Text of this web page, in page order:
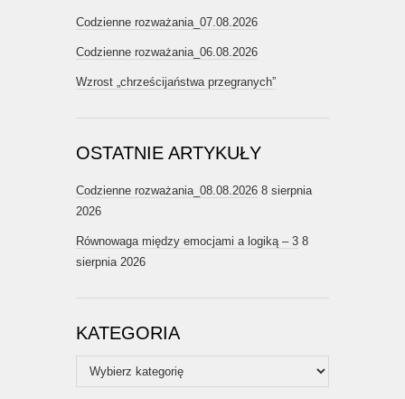
Codzienne rozważania_07.08.2026
Codzienne rozważania_06.08.2026
Wzrost „chrześcijaństwa przegranych”
OSTATNIE ARTYKUŁY
Codzienne rozważania_08.08.2026 8 sierpnia
2026
Równowaga między emocjami a logiką – 3 8
sierpnia 2026
KATEGORIA
Kategoria